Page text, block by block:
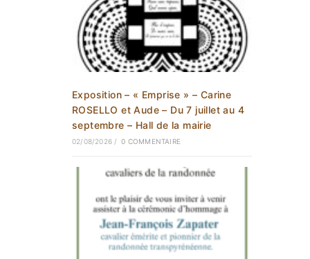
Exposition – « Emprise » – Carine
ROSELLO et Aude – Du 7 juillet au 4
septembre – Hall de la mairie
02/08/2026 / 0 COMMENTAIRE